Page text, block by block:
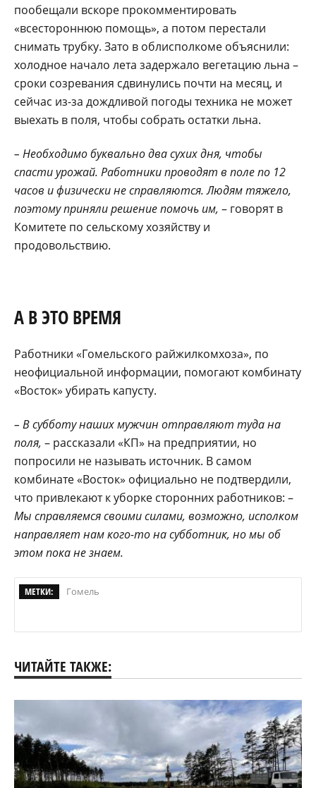
пообещали вскоре прокомментировать
«всестороннюю помощь», а потом перестали
снимать трубку. Зато в облисполкоме объяснили:
холодное начало лета задержало вегетацию льна –
сроки созревания сдвинулись почти на месяц, и
сейчас из-за дождливой погоды техника не может
выехать в поля, чтобы собрать остатки льна.
– Необходимо буквально два сухих дня, чтобы
спасти урожай. Работники проводят в поле по 12
часов и физически не справляются. Людям тяжело,
поэтому приняли решение помочь им, – говорят в
Комитете по сельскому хозяйству и
продовольствию.
А В ЭТО ВРЕМЯ
Работники «Гомельского райжилкомхоза», по
неофициальной информации, помогают комбинату
«Восток» убирать капусту.
– В субботу наших мужчин отправляют туда на
поля, – рассказали «КП» на предприятии, но
попросили не называть источник. В самом
комбинате «Восток» официально не подтвердили,
что привлекают к уборке сторонних работников: –
Мы справляемся своими силами, возможно, исполком
направляет нам кого-то на субботник, но мы об
этом пока не знаем.
МЕТКИ: Гомель
ЧИТАЙТЕ ТАКЖЕ: